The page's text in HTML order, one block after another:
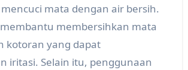
mata dengan air bersih.
membersihkan mata
kotoran yang dapat
iritasi. Selain itu, penggunaan